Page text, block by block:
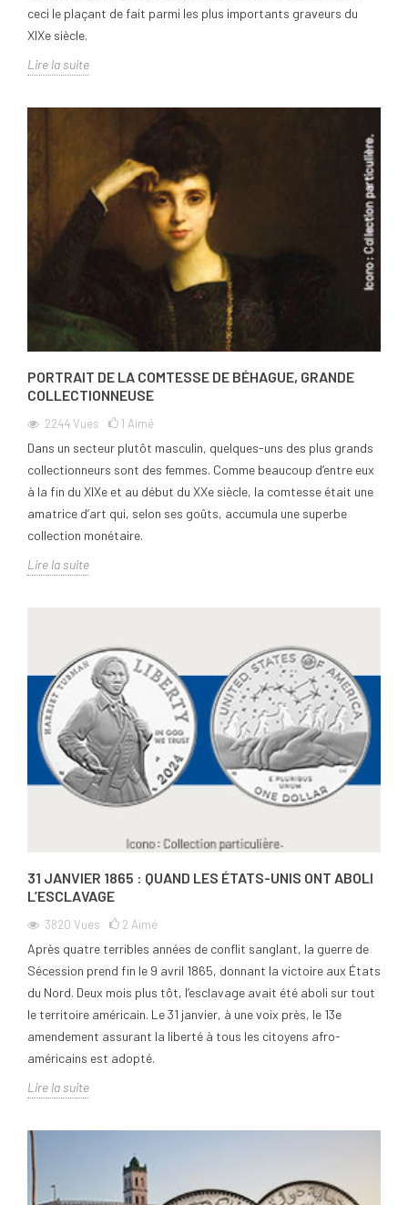
ceci le plaçant de fait parmi les plus importants graveurs du
XIXe siècle.
Lire la suite
PORTRAIT DE LA COMTESSE DE BÉHAGUE, GRANDE
COLLECTIONNEUSE
2244Vues 1 Aimé
Dans un secteur plutôt masculin, quelques-uns des plus grands
collectionneurs sont des femmes. Comme beaucoup d’entre eux
à la fin du XIXe et au début du XXe siècle, la comtesse était une
amatrice d’art qui, selon ses goûts, accumula une superbe
collection monétaire.
Lire la suite
31 JANVIER 1865 : QUAND LES ÉTATS-UNIS ONT ABOLI
L’ESCLAVAGE
3820 Vues 2 Aimé
Après quatre terribles années de conflit sanglant, la guerre de
Sécession prend fin le 9 avril 1865, donnant la victoire aux États
du Nord. Deux mois plus tôt, l’esclavage avait été aboli sur tout
le territoire américain. Le 31 janvier, à une voix près, le 13e
amendement assurant la liberté à tous les citoyens afro-
américains est adopté.
Lire la suite